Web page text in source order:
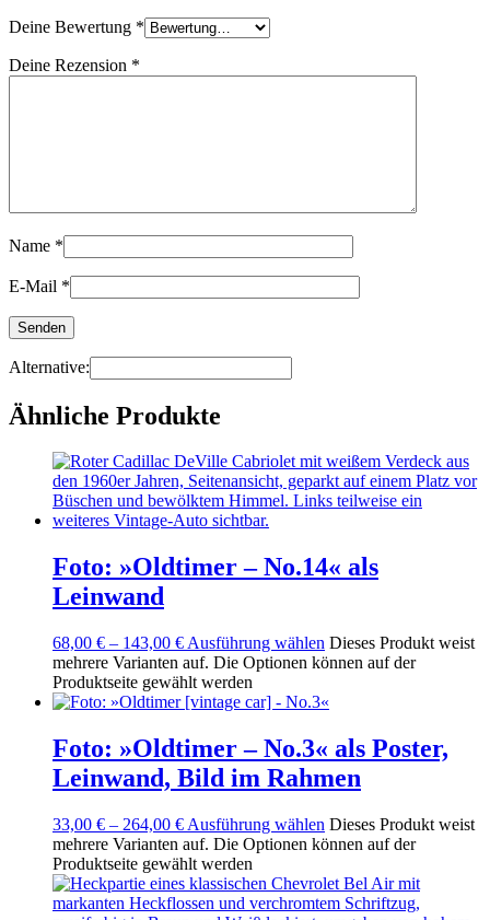
Deine Bewertung *
Deine Rezension *
Name *
E-Mail *
Alternative:
Ähnliche Produkte
Foto: »Oldtimer – No.14« als
Leinwand
68,00 € – 143,00 € Ausführung wählen Dieses Produkt weist
mehrere Varianten auf. Die Optionen können auf der
Produktseite gewählt werden
Foto: »Oldtimer – No.3« als Poster,
Leinwand, Bild im Rahmen
33,00 € – 264,00 € Ausführung wählen Dieses Produkt weist
mehrere Varianten auf. Die Optionen können auf der
Produktseite gewählt werden